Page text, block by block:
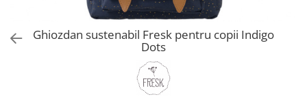
Consultanta Instalare
Jucarii de Sortare
Jucarii din plus
Ghiozdan sustenabil Fresk pentru copii Indigo
Dots